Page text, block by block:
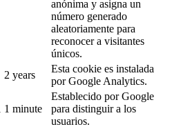
anónima y asigna un
número generado
aleatoriamente para
reconocer a visitantes
únicos.
2 years
Esta cookie es instalada
por Google Analytics.
1 minute
Establecido por Google
para distinguir a los
usuarios.